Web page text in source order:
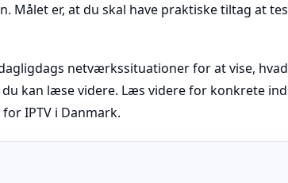
Målet er, at du skal have praktiske tiltag at
netværkssituationer for at vise,
du kan læse videre. Læs videre for konkrete
IPTV i Danmark.